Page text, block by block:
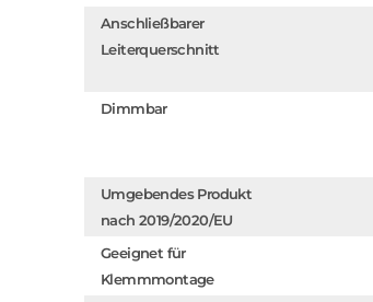
Anschließbarer
Leiterquerschnitt
Dimmbar
Umgebendes Produkt
nach 2019/2020/EU
Geeignet für
Klemmmontage